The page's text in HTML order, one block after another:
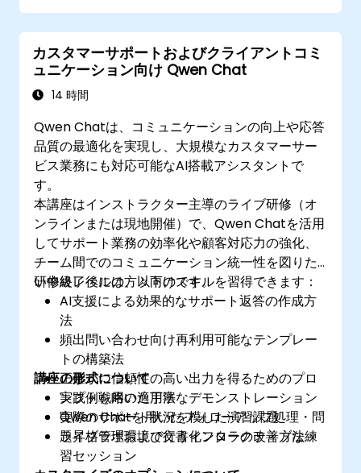
カスタマーサポートおよびクライアントコミ
ュニケーション向け Qwen Chat
14 時間
Qwen Chatは、コミュニケーションの向上や応答
品質の最適化を実現し、大規模なカスタマーサー
ビス業務にも対応可能なAI搭載アシスタントで
す。
本講座はインストラクター主導のライブ研修（オ
ンラインまたは現地開催）で、Qwen Chatを活用
してサポート業務の効率化や顧客対応力の強化、
チーム間でのコミュニケーション統一性を図りた
い中級レベルの方々向けです。
研修終了後には、以下のスキルを習得できます：
AI支援による効果的なサポート返答の作成方
法
頻出問い合わせ向け再利用可能なテンプレー
トの構築法
正確かつ信頼性の高い出力を得るためのプロ
ンプト戦略の適用法
Qwen Chatを用いたフォローアップ処理・問
題昇格管理および文書化フローの改善方法
講座の形式について
実践例を用いた丁寧なデモンストレーション
実際のサポート状況を模した演習課題
ライブラボ環境で行うインタラクティブな練
習セッション